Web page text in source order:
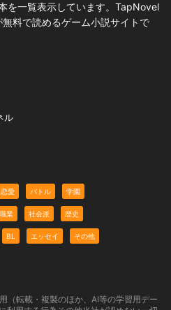
を一覧表示しています。TapNovel
料で読めるゲーム小説サイトで
ル
恋愛 バトル 学園
職業 社会派 歴史
BL エッセイ その他
（転載・複製のほか、AI等の学習用デー